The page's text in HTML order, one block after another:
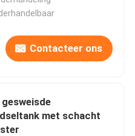
Contacteer ons
met schacht